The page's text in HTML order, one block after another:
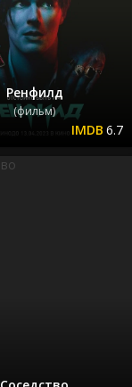
Ренфилд
(фильм)
6.7